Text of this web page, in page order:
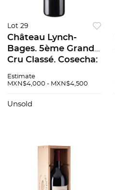
Lot 29
Château Lynch-
Bages. 5ème Grand
Cru Classé. Cosecha:
Francia. Nivel:
Estimate
MXN$4,000 - MXN$4,500
Unsold